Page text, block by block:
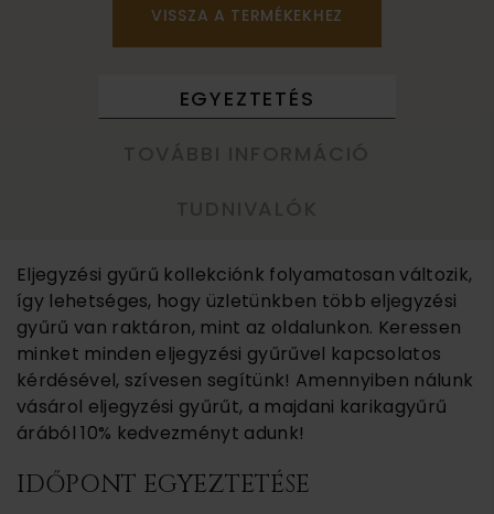
VISSZA A TERMÉKEKHEZ
EGYEZTETÉS
Eljegyzési gyűrű kollekciónk folyamatosan változik,
így lehetséges, hogy üzletünkben több eljegyzési
gyűrű van raktáron, mint az oldalunkon. Keressen
minket minden eljegyzési gyűrűvel kapcsolatos
kérdésével, szívesen segítünk! Amennyiben nálunk
vásárol eljegyzési gyűrűt, a majdani karikagyűrű
árából 10% kedvezményt adunk!
IDŐPONT EGYEZTETÉSE